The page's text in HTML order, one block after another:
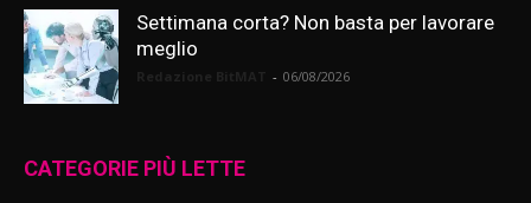
Settimana corta? Non basta per lavorare
meglio
- 06/08/2026
CATEGORIE PIÙ LETTE